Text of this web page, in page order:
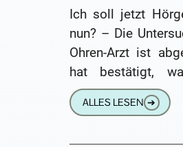
Ich soll jetzt
nun? – Die
Ohren-Arzt ist
hat bestätigt,
schon seit
Gehör
ALLES LESEN ➔